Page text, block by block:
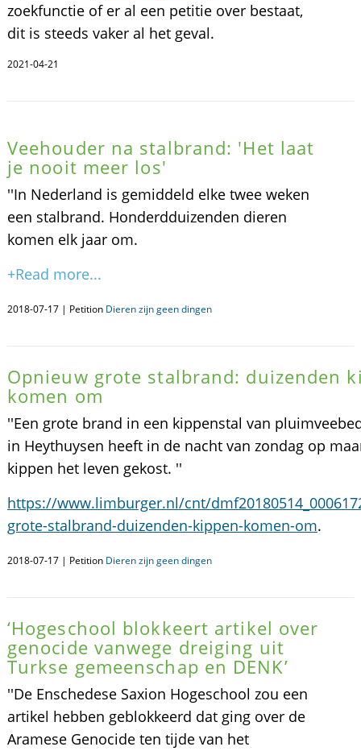
zoekfunctie of er al een petitie over bestaat,
dit is steeds vaker al het geval.
2021-04-21
Veehouder na stalbrand: 'Het laat
je nooit meer los'
''In Nederland is gemiddeld elke twee weken
een stalbrand. Honderdduizenden dieren
komen elk jaar om.
+Read more...
2018-07-17 | Petition Dieren zijn geen dingen
Opnieuw grote stalbrand: duizenden
komen om
''Een grote brand in een kippenstal van
in Heythuysen heeft in de nacht van zondag op
kippen het leven gekost. ''
https://www.limburger.nl/cnt/
grote-stalbrand-duizenden-kippen-komen-om.
2018-07-17 | Petition Dieren zijn geen dingen
‘Hogeschool blokkeert artikel over
genocide vanwege dreiging uit
Turkse gemeenschap en DENK’
''De Enschedese Saxion Hogeschool zou een
artikel hebben geblokkeerd dat ging over de
Aramese Genocide ten tijde van het